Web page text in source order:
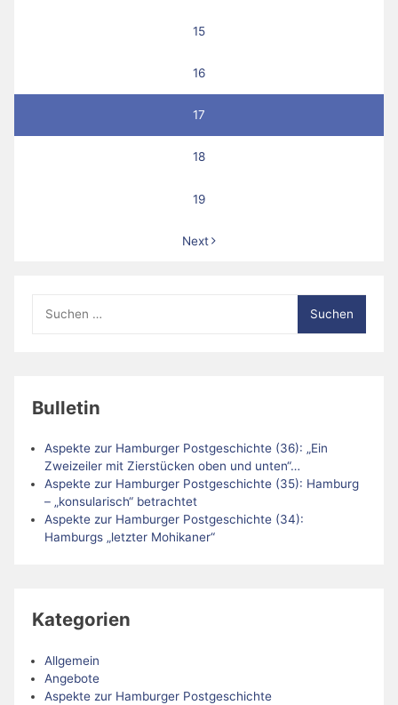
15
16
17
18
19
Next
nach:
Bulletin
Aspekte zur Hamburger Postgeschichte (36): „Ein
Zweizeiler mit Zierstücken oben und unten“…
Aspekte zur Hamburger Postgeschichte (35): Hamburg
– „konsularisch“ betrachtet
Aspekte zur Hamburger Postgeschichte (34):
Hamburgs „letzter Mohikaner“
Kategorien
Allgemein
Angebote
Aspekte zur Hamburger Postgeschichte